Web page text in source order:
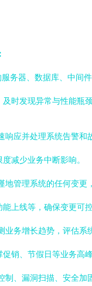
服务器、数据库、中间
时发现异常与性能瓶颈
响应并处理系统告警和
减少业务中断影响。
地管理系统的任何变更
上线等，确保变更可
业务增长趋势，评估系
销、节假日等业务高峰
制、漏洞扫描、安全加